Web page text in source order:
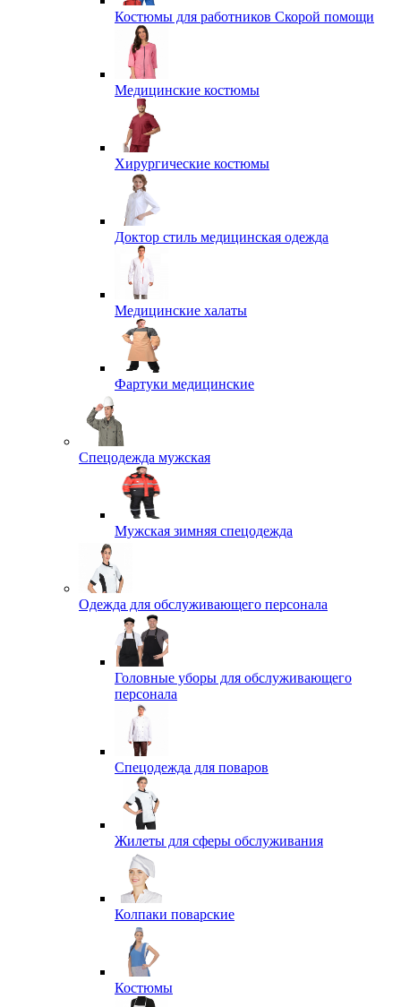
Костюмы для работников Скорой помощи
Медицинские костюмы
Хирургические костюмы
Доктор стиль медицинская одежда
Медицинские халаты
Фартуки медицинские
Спецодежда мужская
Мужская зимняя спецодежда
Одежда для обслуживающего персонала
Головные уборы для обслуживающего
персонала
Спецодежда для поваров
Жилеты для сферы обслуживания
Колпаки поварские
Костюмы